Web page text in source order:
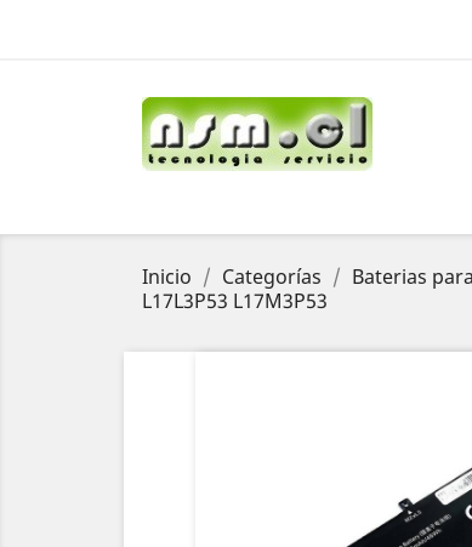
Inicio Categorías Baterias
L17L3P53 L17M3P53